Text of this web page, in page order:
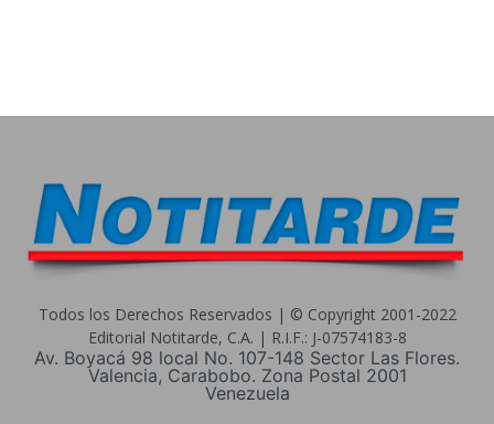
Todos los Derechos Reservados | © Copyright 2001-2022
Editorial Notitarde, C.A. | R.I.F.: J-07574183-8
Av. Boyacá 98 local No. 107-148 Sector Las Flores.
Valencia, Carabobo. Zona Postal 2001
Venezuela